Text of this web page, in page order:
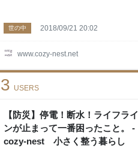
www.cozy-nest.net
世の中 2018/09/21 20:02
【防災】停電！断水！ライフライ
ンが止まって一番困ったこと。 -
cozy-nest 小さく整う暮らし
3 USERS